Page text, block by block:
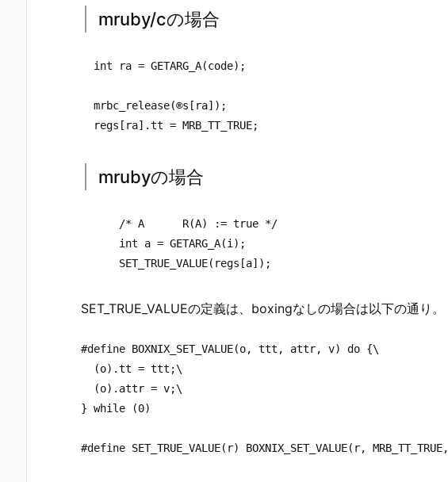
mruby/cの場合
  int ra = GETARG_A(code);
  mrbc_release(®s[ra]);
mrubyの場合
      /* A      R(A) := true */
      int a = GETARG_A(i);
SET_TRUE_VALUEの定義は、boxingなしの場合は以下の通り。
#define BOXNIX_SET_VALUE(o, ttt, attr, v) do {\
  (o).tt = ttt;\
  (o).attr = v;\
} while (0)